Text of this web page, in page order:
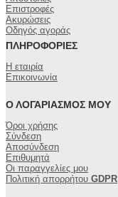
Επιστροφές
Ακυρώσεις
Οδηγός αγοράς
ΠΛΗΡΟΦΟΡΊΕΣ
Η εταιρία
Επικοινωνία
Ο ΛΟΓΑΡΙΑΣΜΌΣ ΜΟΥ
Όροι χρήσης
Σύνδεση
Αποσύνδεση
Επιθυμητά
Οι παραγγελίες μου
Πολιτική απορρήτου GDPR